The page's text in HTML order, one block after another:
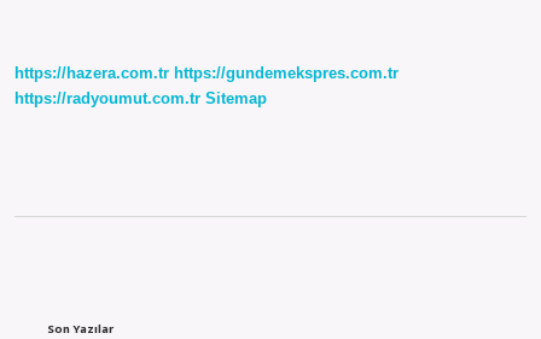
https://hazera.com.tr https://gundemekspres.com.tr
https://radyoumut.com.tr Sitemap
Son Yazılar